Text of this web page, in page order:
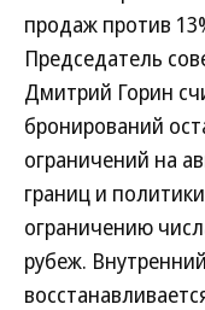
продаж против
Председатель
Дмитрий Горин
бронирований
ограничений на
границ и
ограничению
рубеж.